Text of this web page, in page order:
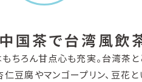
国茶で台湾風飲
ちろん甘点心も充実。台湾茶と
豆腐やマンゴープリン、豆花